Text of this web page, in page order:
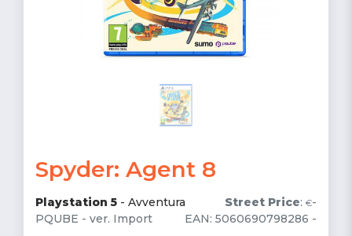
Spyder: Agent 8
Street Price: €-
Playstation 5 - Avventura
EAN: 5060690798286 -
PQUBE - ver. Import